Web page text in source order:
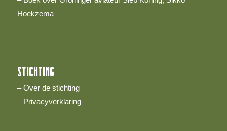
Hoekzema
STICHTING
– Over de stichting
– Privacyverklaring